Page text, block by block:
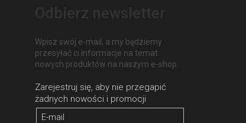
Wpisz swój e-mail, a my będziemy
przesyłać ci informacje na temat
nowych produktów na naszym e-shop.
E-mail